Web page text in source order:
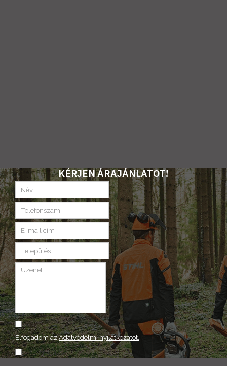
KÉRJEN ÁRAJÁNLATOT!
Elfogadom azAdatvédelmi nyilatkozatot.
ELKÜLD